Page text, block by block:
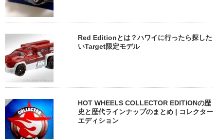
Red Editionとは？ハワイに行ったら探した
いTarget限定モデル
HOT WHEELS COLLECTOR EDITIONの歴
史と歴代ラインナップのまとめ | コレクター
エディション